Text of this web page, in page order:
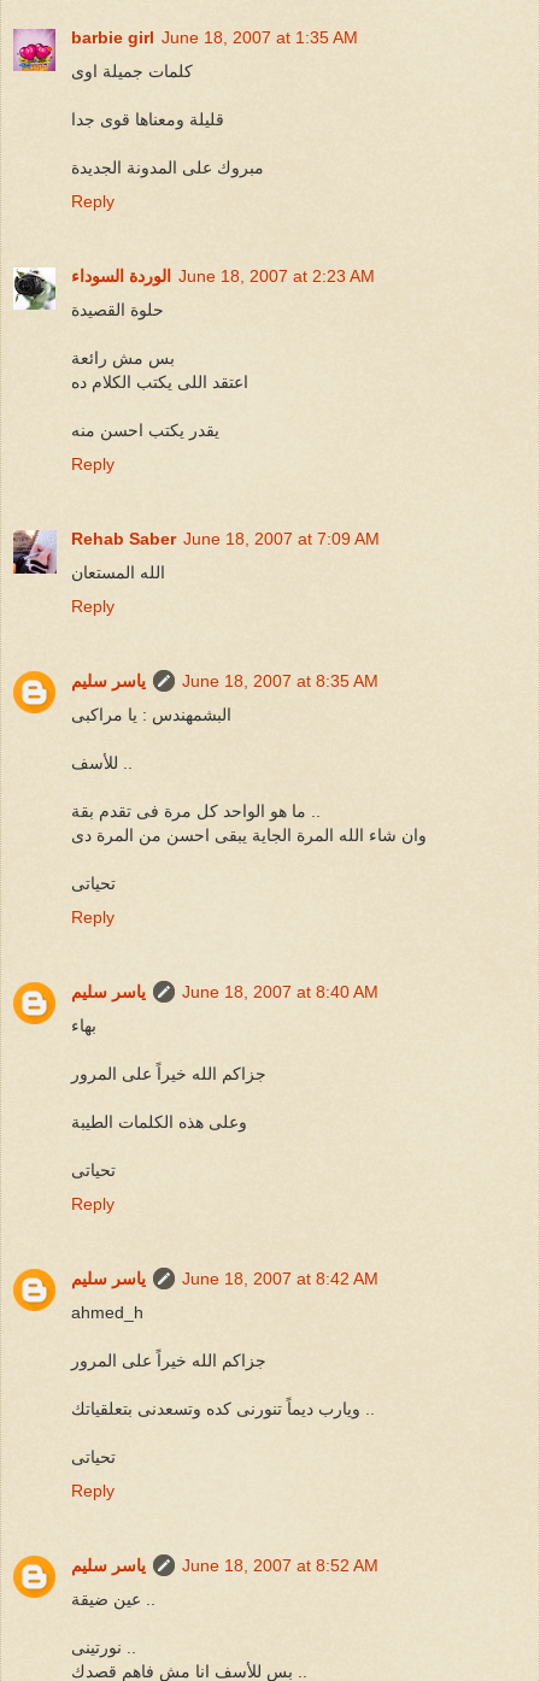
barbie girl June 18, 2007 at 1:35 AM
كلمات جميلة اوى
قليلة ومعناها قوى جدا
مبروك على المدونة الجديدة
Reply
الوردة السوداء
June 18, 2007 at 2:23 AM
حلوة القصيدة
بس مش رائعة
اعتقد اللى يكتب الكلام ده
يقدر يكتب احسن منه
Reply
Rehab Saber June 18, 2007 at 7:09 AM
الله المستعان
Reply
ياسر سليم
June 18, 2007 at 8:35 AM
البشمهندس : يا مراكبى
وان شاء الله المرة الجاية يبقى احسن من المرة دى
تحياتى
Reply
ياسر سليم
June 18, 2007 at 8:40 AM
بهاء
جزاكم الله خيراً على المرور
وعلى هذه الكلمات الطيبة
تحياتى
Reply
ياسر سليم
June 18, 2007 at 8:42 AM
ahmed_h
جزاكم الله خيراً على المرور
تحياتى
Reply
ياسر سليم
June 18, 2007 at 8:52 AM